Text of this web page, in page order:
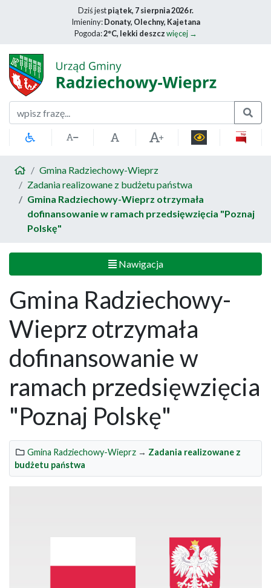
Dziś jestpiątek, 7 sierpnia 2026 r.
Imieniny:Donaty, Olechny, Kajetana
Pogoda:2°C, lekki deszczwięcej →
Szukaj
Gmina Radziechowy-Wieprz
Zadania realizowane z budżetu państwa
Gmina Radziechowy-Wieprz otrzymała
dofinansowanie w ramach przedsięwzięcia "Poznaj
Polskę"
Nawigacja
Gmina Radziechowy-
Wieprz otrzymała
dofinansowanie w
ramach przedsięwzięcia
"Poznaj Polskę"
Gmina Radziechowy-Wieprz → Zadania realizowane z
budżetu państwa